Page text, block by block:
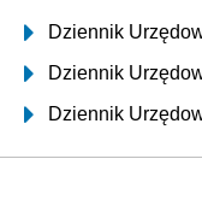
Dziennik
Dziennik
Dziennik
Dziennik